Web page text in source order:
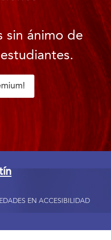
sin ánimo de
EN ACCESIBILIDAD